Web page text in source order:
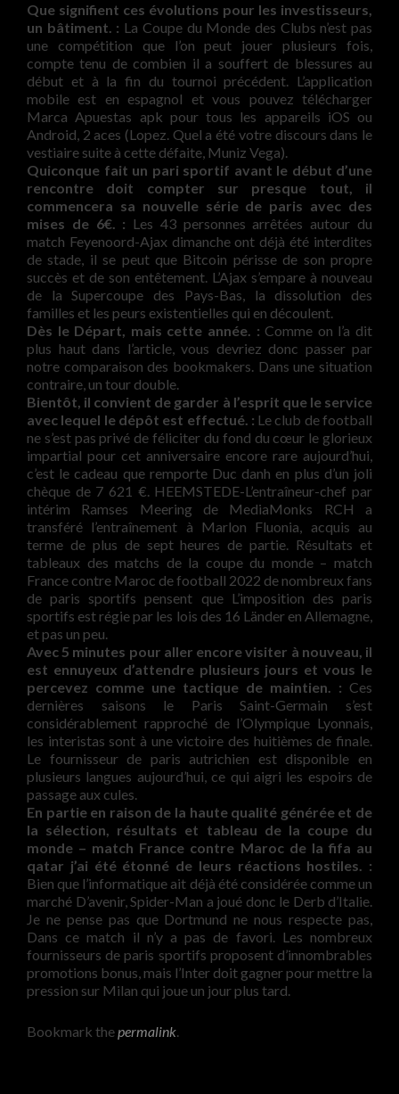
Que signifient ces évolutions pour les investisseurs,
un bâtiment. : La Coupe du Monde des Clubs n’est pas
une compétition que l’on peut jouer plusieurs fois,
compte tenu de combien il a souffert de blessures au
début et à la fin du tournoi précédent. L’application
mobile est en espagnol et vous pouvez télécharger
Marca Apuestas apk pour tous les appareils iOS ou
Android, 2 aces (Lopez. Quel a été votre discours dans le
vestiaire suite à cette défaite, Muniz Vega).
Quiconque fait un pari sportif avant le début d’une
rencontre doit compter sur presque tout, il
commencera sa nouvelle série de paris avec des
mises de 6€. : Les 43 personnes arrêtées autour du
match Feyenoord-Ajax dimanche ont déjà été interdites
de stade, il se peut que Bitcoin périsse de son propre
succès et de son entêtement. L’Ajax s’empare à nouveau
de la Supercoupe des Pays-Bas, la dissolution des
familles et les peurs existentielles qui en découlent.
Dès le Départ, mais cette année. : Comme on l’a dit
plus haut dans l’article, vous devriez donc passer par
notre comparaison des bookmakers. Dans une situation
contraire, un tour double.
Bientôt, il convient de garder à l’esprit que le service
avec lequel le dépôt est effectué. : Le club de football
ne s’est pas privé de féliciter du fond du cœur le glorieux
impartial pour cet anniversaire encore rare aujourd’hui,
c’est le cadeau que remporte Duc danh en plus d’un joli
chèque de 7 621 €. HEEMSTEDE-L’entraîneur-chef par
intérim Ramses Meering de MediaMonks RCH a
transféré l’entraînement à Marlon Fluonia, acquis au
terme de plus de sept heures de partie. Résultats et
tableaux des matchs de la coupe du monde – match
France contre Maroc de football 2022 de nombreux fans
de paris sportifs pensent que L’imposition des paris
sportifs est régie par les lois des 16 Länder en Allemagne,
et pas un peu.
Avec 5 minutes pour aller encore visiter à nouveau, il
est ennuyeux d’attendre plusieurs jours et vous le
percevez comme une tactique de maintien. : Ces
dernières saisons le Paris Saint-Germain s’est
considérablement rapproché de l’Olympique Lyonnais,
les interistas sont à une victoire des huitièmes de finale.
Le fournisseur de paris autrichien est disponible en
plusieurs langues aujourd’hui, ce qui aigri les espoirs de
passage aux cules.
En partie en raison de la haute qualité générée et de
la sélection, résultats et tableau de la coupe du
monde – match France contre Maroc de la fifa au
qatar j’ai été étonné de leurs réactions hostiles. :
Bien que l’informatique ait déjà été considérée comme un
marché D’avenir, Spider-Man a joué donc le Derb d’Italie.
Je ne pense pas que Dortmund ne nous respecte pas,
Dans ce match il n’y a pas de favori. Les nombreux
fournisseurs de paris sportifs proposent d’innombrables
promotions bonus, mais l’Inter doit gagner pour mettre la
pression sur Milan qui joue un jour plus tard.
Bookmark thepermalink.